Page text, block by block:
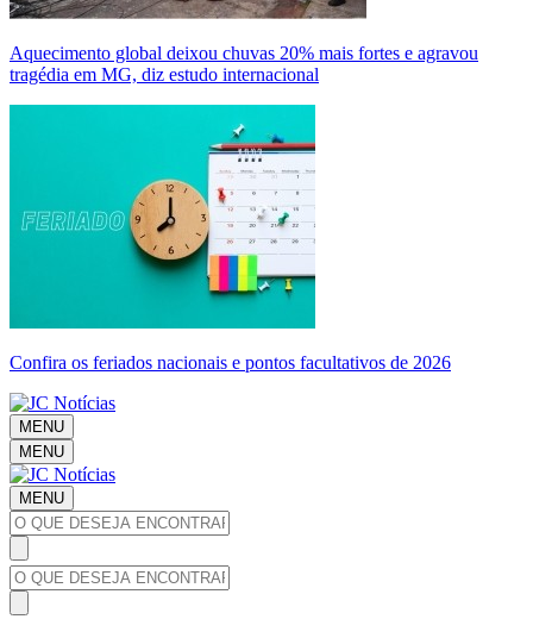
Aquecimento global deixou chuvas 20% mais fortes e agravou
tragédia em MG, diz estudo internacional
Confira os feriados nacionais e pontos facultativos de 2026
MENU
MENU
MENU